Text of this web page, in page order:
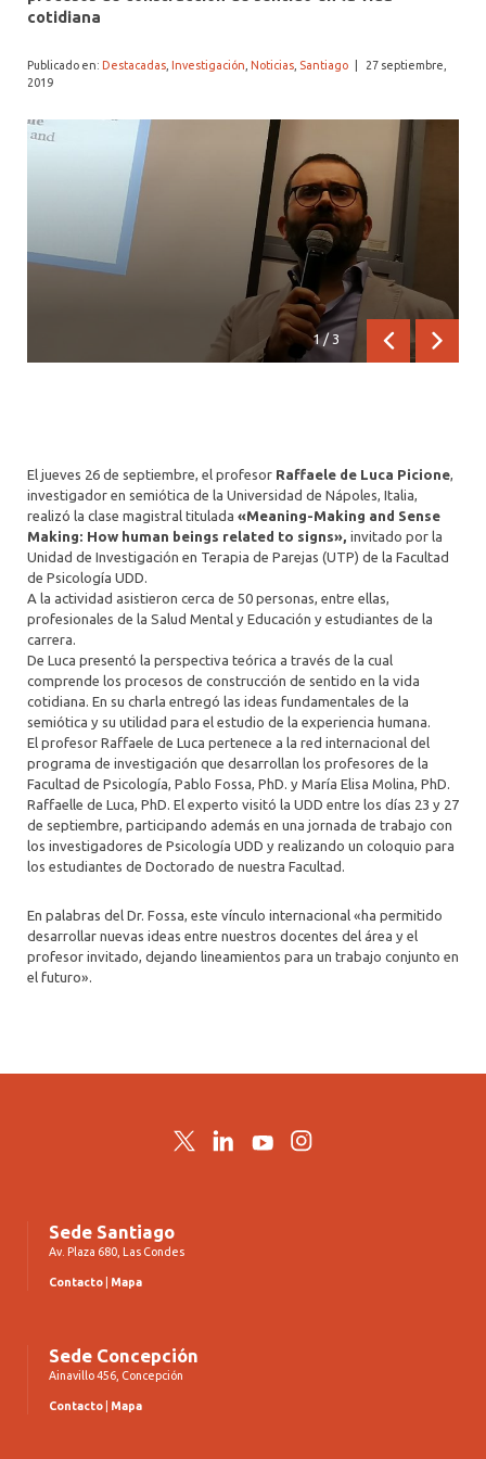
cotidiana
Publicado en: Destacadas Investigación Noticias Santiago
27 septiembre,
2019
1/ 3
Anterior
El jueves 26 de septiembre, el profesor Raffaele de Luca Picione
investigador en semiótica de la Universidad de Nápoles, Italia,
realizó la clase magistral titulada «Meaning-Making and Sense
Making: How human beings related to signs», invitado por la
Unidad de Investigación en Terapia de Parejas (UTP) de la Facultad
de Psicología UDD.
A la actividad asistieron cerca de 50 personas, entre ellas,
profesionales de la Salud Mental y Educación y estudiantes de la
carrera.
De Luca presentó la perspectiva teórica a través de la cual
comprende los procesos de construcción de sentido en la vida
cotidiana. En su charla entregó las ideas fundamentales de la
semiótica y su utilidad para el estudio de la experiencia humana.
El profesor Raffaele de Luca pertenece a la red internacional del
programa de investigación que desarrollan los profesores de la
Facultad de Psicología, Pablo Fossa, PhD. y María Elisa Molina, PhD.
Raffaelle de Luca, PhD. El experto visitó la UDD entre los días 23 y 27
de septiembre, participando además en una jornada de trabajo con
los investigadores de Psicología UDD y realizando un coloquio para
los estudiantes de Doctorado de nuestra Facultad.
En palabras del Dr. Fossa, este vínculo internacional «ha permitido
desarrollar nuevas ideas entre nuestros docentes del área y el
profesor invitado, dejando lineamientos para un trabajo conjunto en
el futuro».
TwitterLinkedInYouTubeInstagram
Sede Santiago
Av. Plaza 680, Las Condes
Contacto Mapa
Sede Concepción
Ainavillo 456, Concepción
Contacto Mapa